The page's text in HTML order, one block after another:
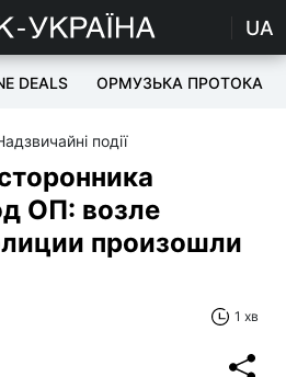
UA
DEALS ОРМУЗЬКА ПРОТОКА
події
ОП: возле
произошли
1 хв